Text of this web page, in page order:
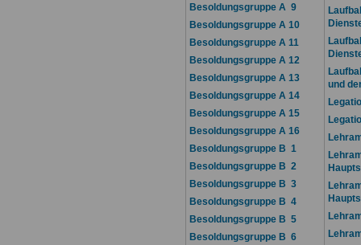
Besoldungsgruppe A 9
Besoldungsgruppe A 10
Besoldungsgruppe A 11
Besoldungsgruppe A 12
Besoldungsgruppe A 13
Besoldungsgruppe A 14
Besoldungsgruppe A 15
Besoldungsgruppe A 16
Besoldungsgruppe B 1
Besoldungsgruppe B 2
Besoldungsgruppe B 3
Besoldungsgruppe B 4
Besoldungsgruppe B 5
Besoldungsgruppe B 6
und